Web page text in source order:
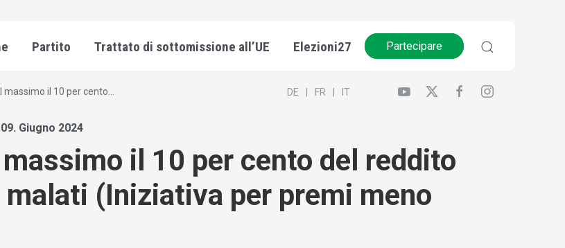
Partito Trattato di sottomissione all’UE Elezioni27 Partecipare
massimo il 10 per cento... DE FR IT
Giugno 2024
il 10 per cento del reddito
(Iniziativa per premi meno